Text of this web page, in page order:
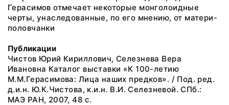
Герасимов отмечает некоторые монголоидные
черты, унаследованные, по его мнению, от матери-
половчанки
Публикации
Чистов Юрий Кириллович, Селезнева Вера
Ивановна Каталог выставки «К 100-летию
М.М.Герасимова: Лица наших предков». / Под. ред.
д.и.н. Ю.К.Чистова, к.и.н. В.И. Селезневой. СПб.:
МАЭ РАН, 2007, 48 с.